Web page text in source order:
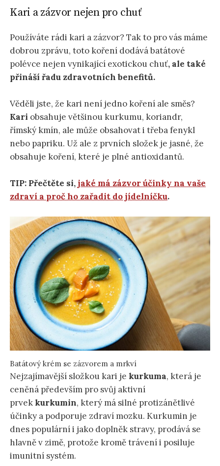
Kari a zázvor nejen pro chuť
Používáte rádi kari a zázvor? Tak to pro vás máme
dobrou zprávu, toto koření dodává batátové
polévce nejen vynikající exotickou chuť, ale také
přináší řadu zdravotních benefitů.
Věděli jste, že kari není jedno koření ale směs?
Kari obsahuje většinou kurkumu, koriandr,
římský kmín, ale může obsahovat i třeba fenykl
nebo papriku. Už ale z prvních složek je jasné, že
obsahuje koření, které je plné antioxidantů.
TIP: Přečtěte si,jaké má zázvor účinky na vaše
zdraví a proč ho zařadit do jídelníčku.
Batátový krém se zázvorem a mrkví
Nejzajímavější složkou kari je kurkuma, která je
ceněná především pro svůj aktivní
prvek kurkumin, který má silné protizánětlivé
účinky a podporuje zdraví mozku. Kurkumin je
dnes populární i jako doplněk stravy, prodává se
hlavně v zimě, protože kromě trávení i posiluje
imunitní systém.